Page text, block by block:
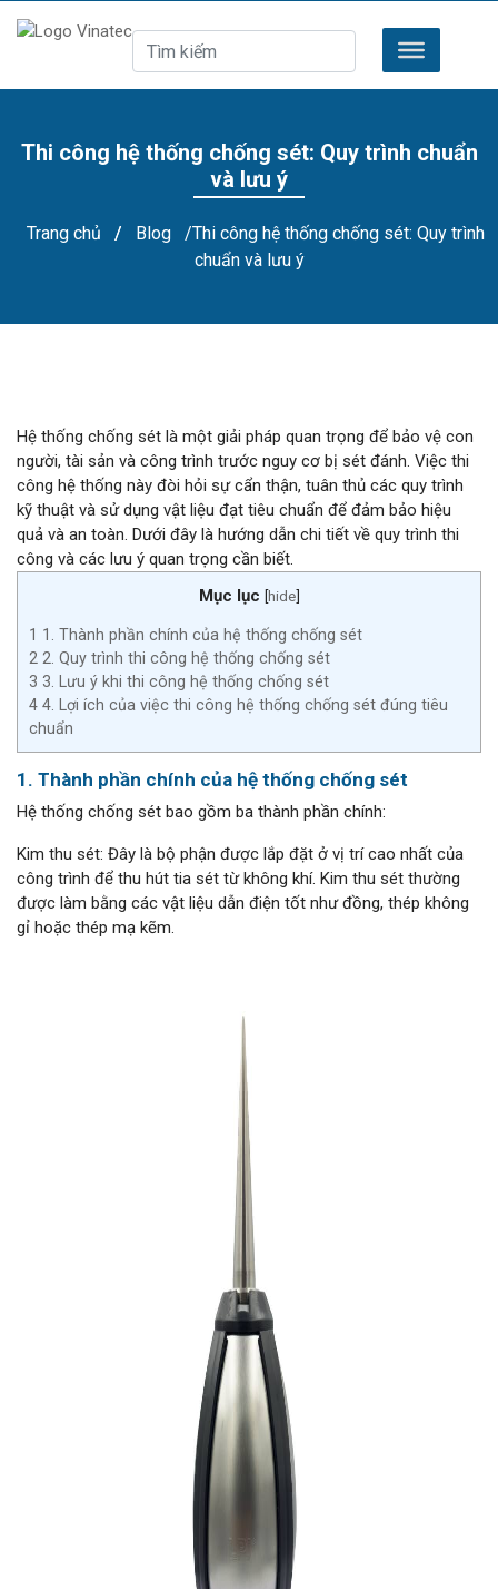
Thi công hệ thống chống sét: Quy trình chuẩn
và lưu ý
Trang chủ / Blog
/Thi công hệ thống chống sét: Quy trình
chuẩn và lưu ý
Hệ thống chống sét là một giải pháp quan trọng để bảo vệ con
người, tài sản và công trình trước nguy cơ bị sét đánh. Việc thi
công hệ thống này đòi hỏi sự cẩn thận, tuân thủ các quy trình
kỹ thuật và sử dụng vật liệu đạt tiêu chuẩn để đảm bảo hiệu
quả và an toàn. Dưới đây là hướng dẫn chi tiết về quy trình thi
công và các lưu ý quan trọng cần biết.
Mục lục [hide]
1 1. Thành phần chính của hệ thống chống sét
2 2. Quy trình thi công hệ thống chống sét
3 3. Lưu ý khi thi công hệ thống chống sét
4 4. Lợi ích của việc thi công hệ thống chống sét đúng tiêu
chuẩn
1. Thành phần chính của hệ thống chống sét
Hệ thống chống sét bao gồm ba thành phần chính:
Kim thu sét: Đây là bộ phận được lắp đặt ở vị trí cao nhất của
công trình để thu hút tia sét từ không khí. Kim thu sét thường
được làm bằng các vật liệu dẫn điện tốt như đồng, thép không
gỉ hoặc thép mạ kẽm.